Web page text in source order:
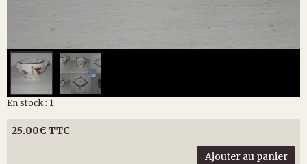
En stock : 1
25.00€ TTC
Ajouter au panier